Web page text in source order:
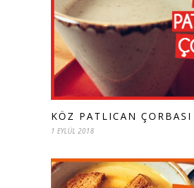
KÖZ PATLICAN
1 EYLÜL 2018